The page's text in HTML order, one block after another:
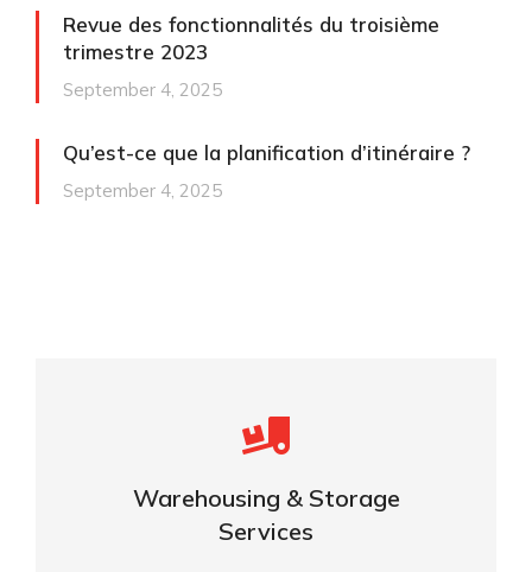
Revue des fonctionnalités du troisième
trimestre 2023
September 4, 2025
Qu’est-ce que la planification d’itinéraire ?
September 4, 2025
Warehousing & Storage
Services
Careful storage of your goods
VIEW DETAILS